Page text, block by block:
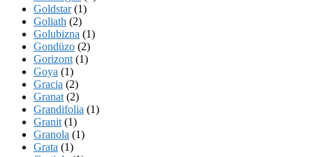
Goldstar(1)
Goliath (2)
Golubizna (1)
Gondüzo (2)
Gorizont (1)
Goya (1)
Gracia (2)
Granat (2)
Grandifolia (1)
Granit (1)
Granola (1)
Grata (1)